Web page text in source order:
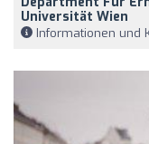
Universität Wien
Informationen und